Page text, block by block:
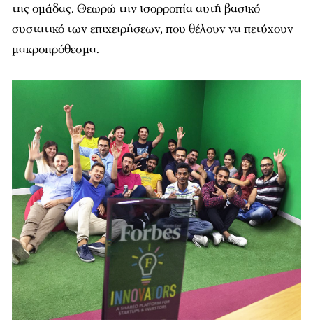
της ομάδας. Θεωρώ την ισορροπία αυτή βασικό
συστατικό των επιχειρήσεων, που θέλουν να πετύχουν
μακροπρόθεσμα.